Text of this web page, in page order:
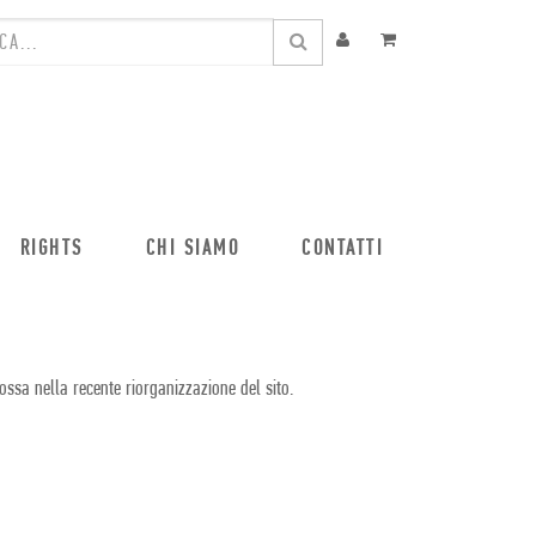
RIGHTS CHI SIAMO CONTATTI
nella recente riorganizzazione del sito.